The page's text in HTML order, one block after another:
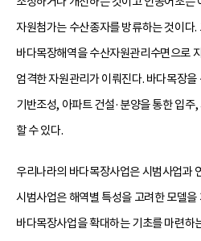
자원첨가는 수산종자를 방류하는 것이다
바다목장해역을 수산자원관리수면으로
엄격한 자원관리가 이뤄진다. 바다목장을
기반조성, 아파트 건설·분양을 통한 입
할 수 있다.
우리나라의 바다목장사업은 시범사업과
시범사업은 해역별 특성을 고려한 모델
바다목장사업을 확대하는 기초를 마련하